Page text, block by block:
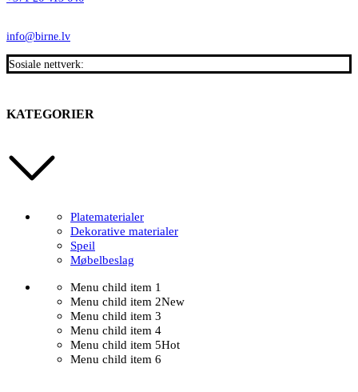
info@birne.lv
Sosiale nettverk:
KATEGORIER
Platematerialer
Dekorative materialer
Speil
Møbelbeslag
Menu child item 1
Menu child item 2New
Menu child item 3
Menu child item 4
Menu child item 5Hot
Menu child item 6